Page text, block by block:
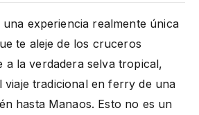
una experiencia realmente única
te aleje de los cruceros
a la verdadera selva tropical,
viaje tradicional en ferry de una
hasta Manaos. Esto no es un